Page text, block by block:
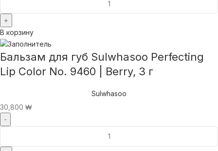
В корзину
Бальзам для губ Sulwhasoo Perfecting
Lip Color No. 9460 | Berry, 3 г
Sulwhasoo
30,800 ₩